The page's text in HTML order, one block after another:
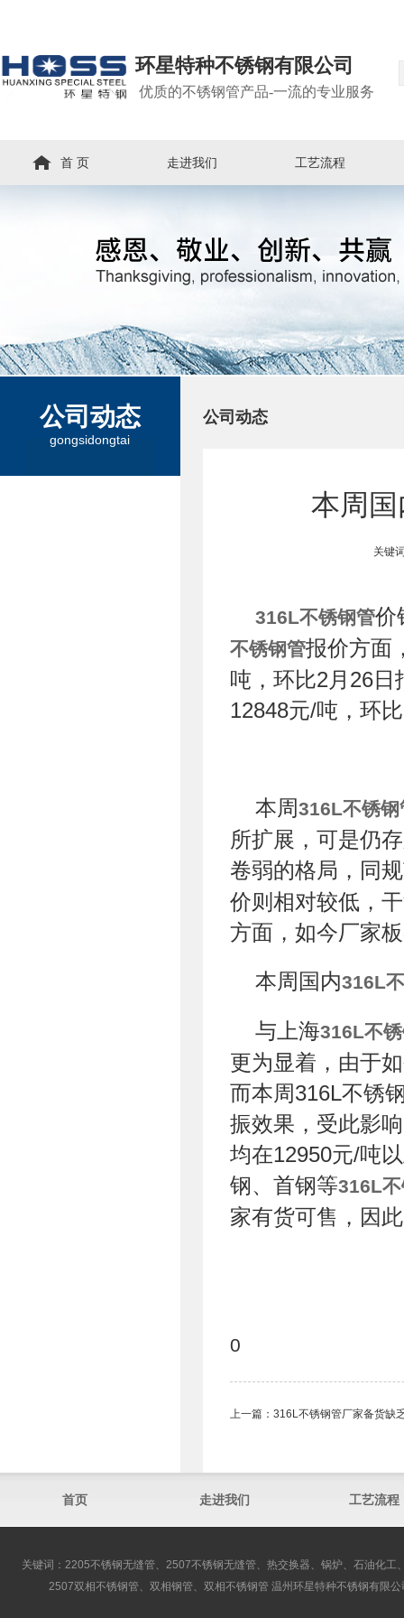
环星特种不锈钢有限公司
优质的不锈钢管产品-一流的专业服务
首 页 走进我们 工艺流程
公司动态
gongsidongtai
公司动态
本周
关键
316L不锈钢管价
不锈钢管报价方面
吨，环比2月26
12848元/吨，环
本周316L不锈钢
所扩展，可是仍
卷弱的格局，同
价则相对较低，
方面，如今厂家
本周国内316L
与上海316L不
更为显着，由于
而本周316L不锈
振效果，受此影
均在12950元/吨
钢、首钢等316L
家有货可售，因
0
上一篇： 316L不锈钢管厂家备货缺
首页 走进我们 工艺流程
关键词：2205不锈钢无缝管、2507不锈钢无缝管、热交换器、锅炉、石油化
2507双相不锈钢管、双相钢管、双相不锈钢管 温州环星特种不锈钢有限